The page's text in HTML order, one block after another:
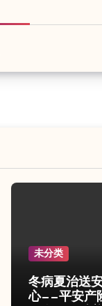
未分类
冬病夏治送
心——平安产